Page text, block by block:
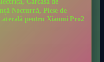
Carcasă de
Nocturnă, Piese de
pentru Xiaomi Pro2